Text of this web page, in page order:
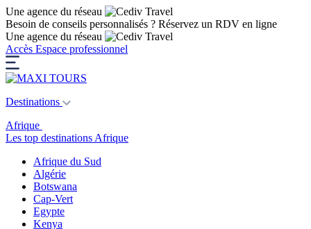
Une agence du réseau
Besoin de conseils personnalisés ? Réservez un RDV en ligne
Une agence du réseau
Accès Espace professionnel
Destinations
Afrique
Les top destinations Afrique
Afrique du Sud
Algérie
Botswana
Cap-Vert
Egypte
Kenya